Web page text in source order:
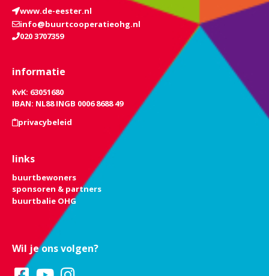
www.de-eester.nl
info@buurtcooperatieohg.nl
020 3707359
informatie
KvK: 63051680
IBAN: NL88 INGB 0006 8688 49
privacybeleid
links
buurtbewoners
sponsoren & partners
buurtbalie OHG
Wil je ons volgen?